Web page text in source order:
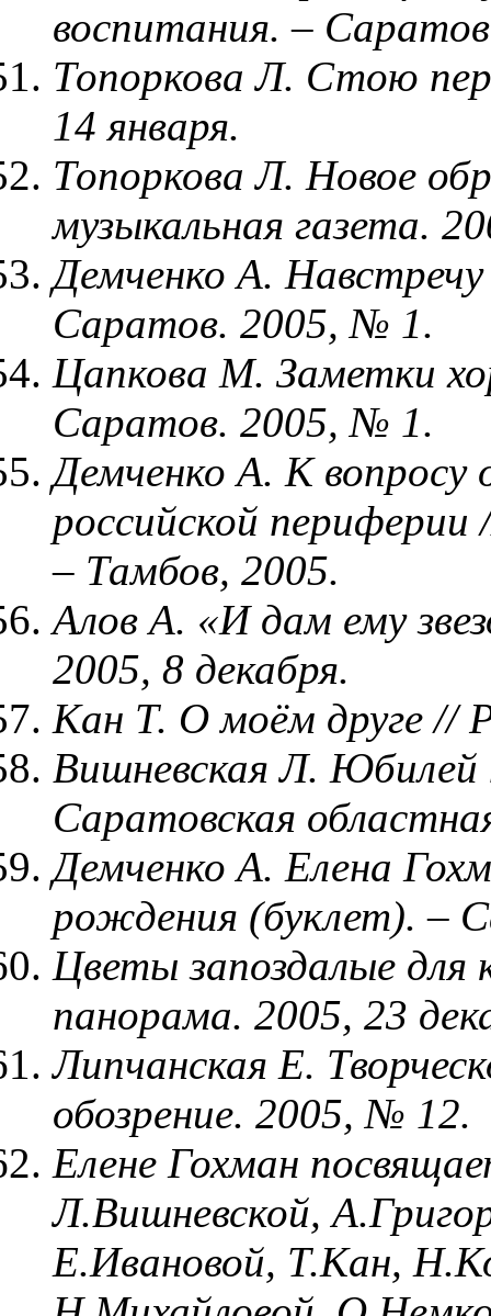
воспитания. –
Топоркова Л. Стою
14 января.
Топоркова Л. Новое
музыкальная газета.
Демченко А.
Саратов. 2005, № 1.
Цапкова М. Заметки
Саратов. 2005, № 1.
Демченко А. К вопросу
российской
– Тамбов, 2005.
Алов А. «И дам ему
2005, 8 декабря.
Кан Т. О моём друге //
Вишневская Л. Юбилей
Саратовская
Демченко А. Елена
рождения (буклет). –
Цветы запоздалые для
панорама. 2005, 23
Липчанская Е.
обозрение. 2005, № 12.
Елене Гохман
Л.Вишневской,
Е.Ивановой, Т.Кан,